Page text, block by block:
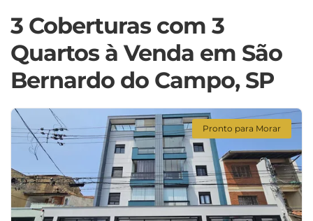
3 Coberturas com 3
Quartos à Venda em São
Bernardo do Campo, SP
Pronto para Morar